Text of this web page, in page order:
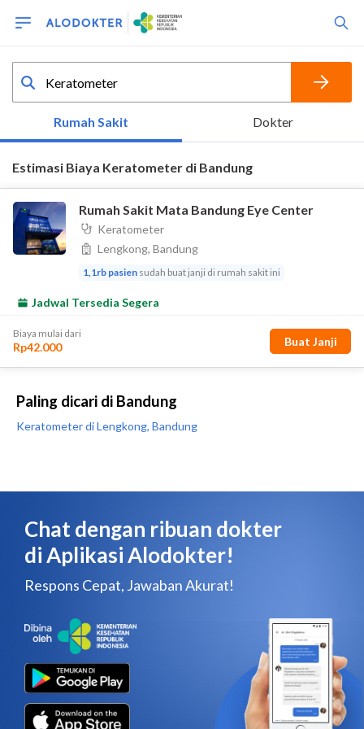
Paling dicari di Bandung
Keratometer di Lengkong, Bandung